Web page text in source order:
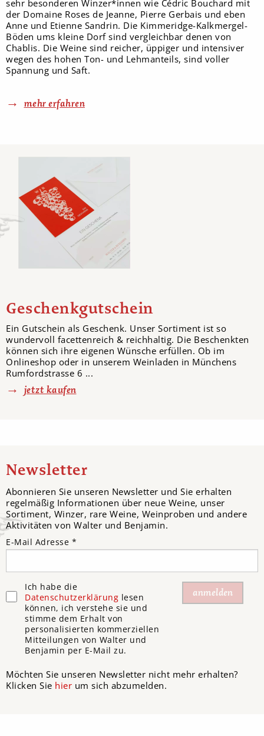
sehr besonderen Winzer*innen wie Cédric Bouchard mit
der Domaine Roses de Jeanne, Pierre Gerbais und eben
Anne und Etienne Sandrin. Die Kimmeridge-Kalkmergel-
Böden ums kleine Dorf sind vergleichbar denen von
Chablis. Die Weine sind reicher, üppiger und intensiver
wegen des hohen Ton- und Lehmanteils, sind voller
Spannung und Saft.
mehr erfahren
Geschenkgutschein
Ein Gutschein als Geschenk. Unser Sortiment ist so
wundervoll facettenreich & reichhaltig. Die Beschenkten
können sich ihre eigenen Wünsche erfüllen. Ob im
Onlineshop oder in unserem Weinladen in Münchens
Rumfordstrasse 6 ...
jetzt kaufen
Newsletter
Abonnieren Sie unseren Newsletter und Sie erhalten
regelmäßig Informationen über neue Weine, unser
Sortiment, Winzer, rare Weine, Weinproben und andere
Aktivitäten von Walter und Benjamin.
E-Mail Adresse *
Ich habe die
Datenschutzerklärung lesen
können, ich verstehe sie und
stimme dem Erhalt von
personalisierten kommerziellen
Mitteilungen von Walter und
Benjamin per E-Mail zu.
Möchten Sie unseren Newsletter nicht mehr erhalten?
Klicken Sie hier um sich abzumelden.